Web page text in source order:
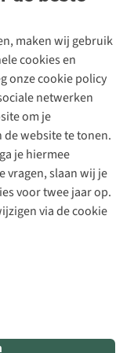
maken wij gebruik
cookies en
onze cookie policy
netwerken
om je
website te tonen.
je hiermee
vragen, slaan wij je
voor twee jaar op.
via de cookie
voorwaarden